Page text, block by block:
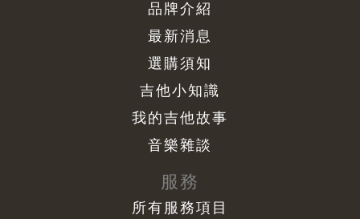
品牌介紹
最新消息
選購須知
吉他小知識
我的吉他故事
音樂雜談
服務
所有服務項目